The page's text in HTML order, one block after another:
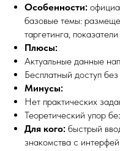
Особенности:
базовые темы:
таргетинга,
Плюсы:
Актуальные данные
Бесплатный доступ
Минусы:
Нет практических
Теоретический упор
Для кого: быстрый
знакомства с